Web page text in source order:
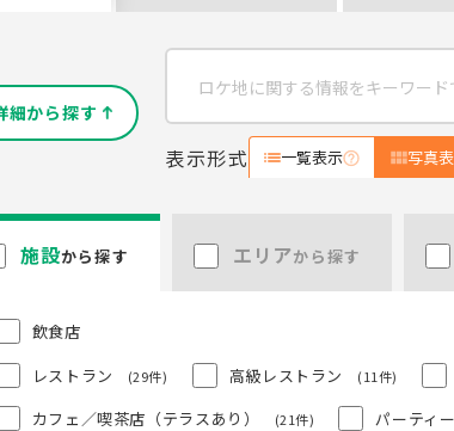
表示形式 一覧表示 写真
細から探す
施設から探す エリアから探す
飲食店
レストラン
(29件) 高級レストラン (11件)
カフェ／喫茶店（テラスあり） (21件) パーティ